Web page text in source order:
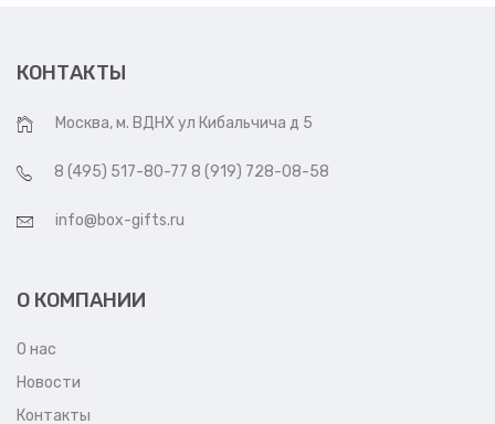
КОНТАКТЫ
Москва, м. ВДНХ ул Кибальчича д 5
8 (495) 517-80-77 8 (919) 728-08-58
info@box-gifts.ru
О КОМПАНИИ
О нас
Новости
Контакты